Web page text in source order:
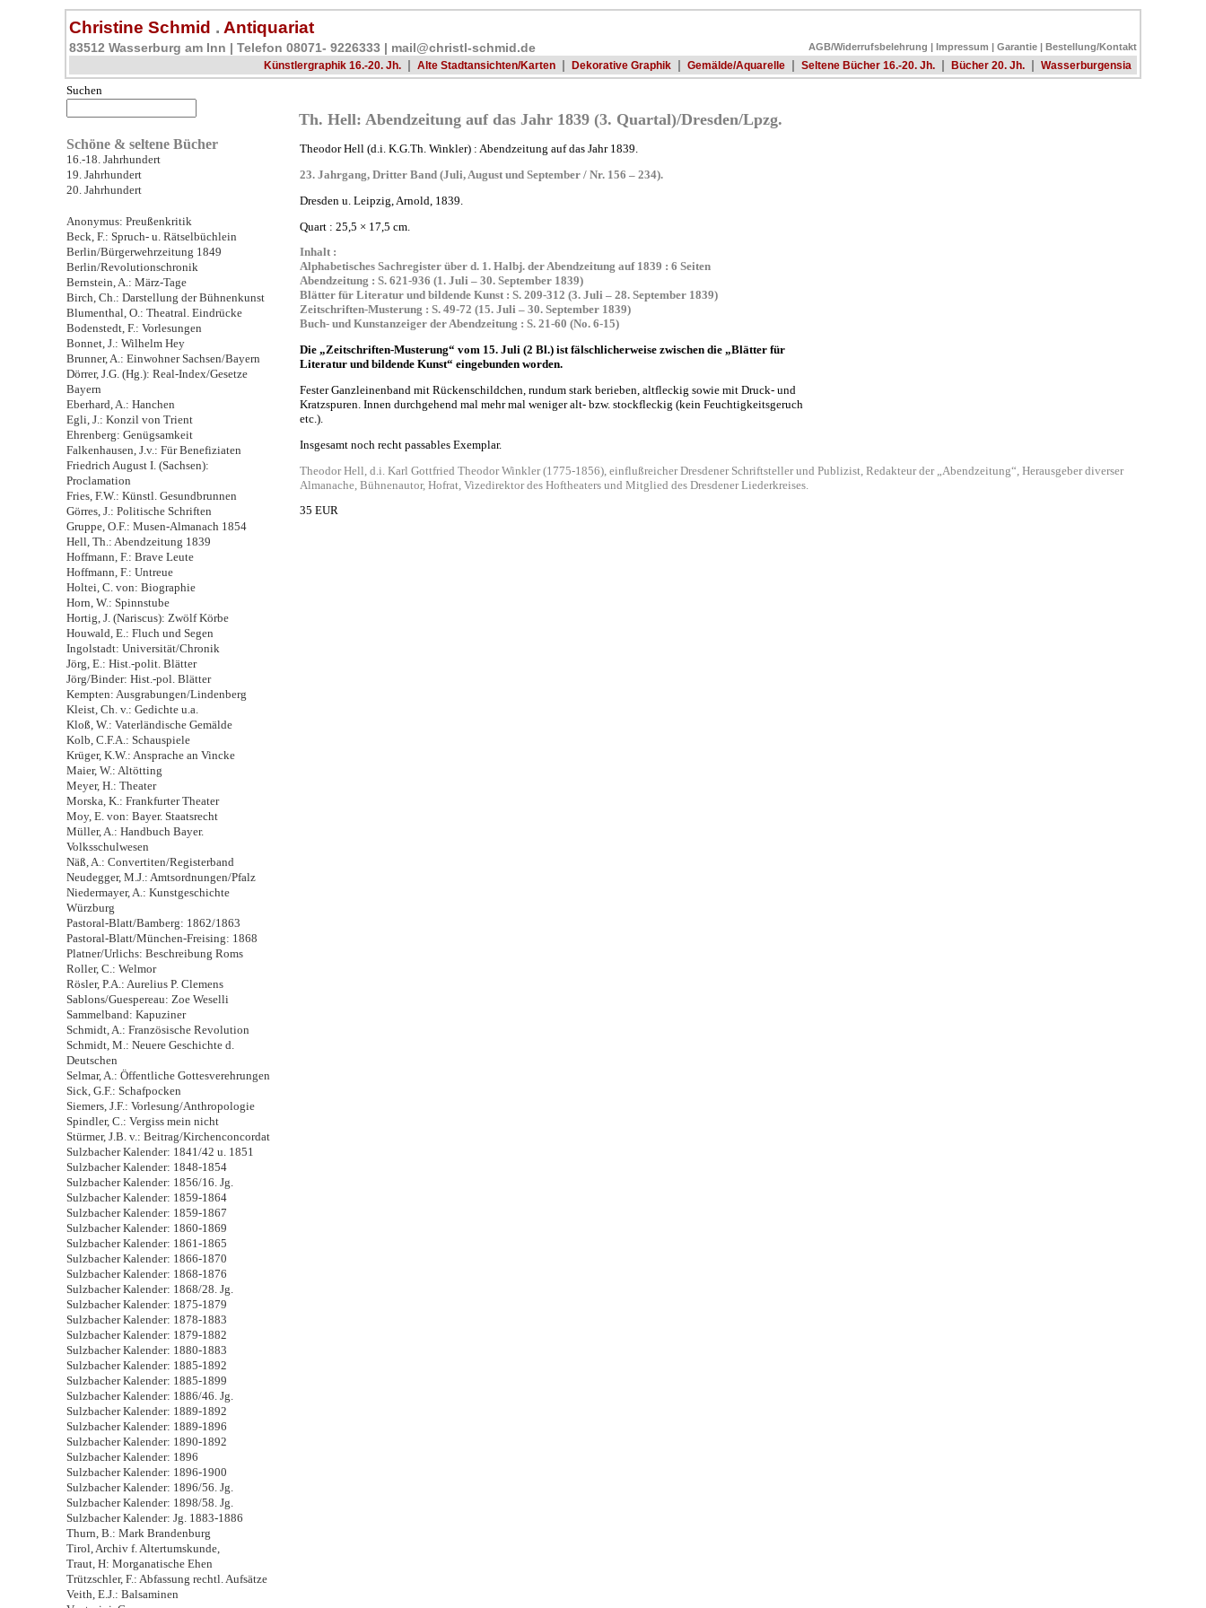
Christine Schmid . Antiquariat
83512 Wasserburg am Inn | Telefon 08071- 9226333 | mail@christl-schmid.de AGB/Widerrufsbelehrung | Impressum | Garantie | Bestellung/Kontakt
Künstlergraphik 16.-20. Jh.
| Alte Stadtansichten/Karten | Dekorative Graphik | Gemälde/Aquarelle | Seltene Bücher 16.-20. Jh. | Bücher 20. Jh. | Wasserburgensia
Suchen
Schöne & seltene Bücher
16.-18. Jahrhundert
19. Jahrhundert
20. Jahrhundert
Anonymus: Preußenkritik
Beck, F.: Spruch- u. Rätselbüchlein
Berlin/Bürgerwehrzeitung 1849
Berlin/Revolutionschronik
Bernstein, A.: März-Tage
Birch, Ch.: Darstellung der Bühnenkunst
Blumenthal, O.: Theatral. Eindrücke
Bodenstedt, F.: Vorlesungen
Bonnet, J.: Wilhelm Hey
Brunner, A.: Einwohner Sachsen/Bayern
Dörrer, J.G. (Hg.): Real-Index/Gesetze
Bayern
Eberhard, A.: Hanchen
Egli, J.: Konzil von Trient
Ehrenberg: Genügsamkeit
Falkenhausen, J.v.: Für Benefiziaten
Friedrich August I. (Sachsen):
Proclamation
Fries, F.W.: Künstl. Gesundbrunnen
Görres, J.: Politische Schriften
Gruppe, O.F.: Musen-Almanach 1854
Hell, Th.: Abendzeitung 1839
Hoffmann, F.: Brave Leute
Hoffmann, F.: Untreue
Holtei, C. von: Biographie
Horn, W.: Spinnstube
Hortig, J. (Nariscus): Zwölf Körbe
Houwald, E.: Fluch und Segen
Ingolstadt: Universität/Chronik
Jörg, E.: Hist.-polit. Blätter
Jörg/Binder: Hist.-pol. Blätter
Kempten: Ausgrabungen/Lindenberg
Kleist, Ch. v.: Gedichte u.a.
Kloß, W.: Vaterländische Gemälde
Kolb, C.F.A.: Schauspiele
Krüger, K.W.: Ansprache an Vincke
Maier, W.: Altötting
Meyer, H.: Theater
Morska, K.: Frankfurter Theater
Moy, E. von: Bayer. Staatsrecht
Müller, A.: Handbuch Bayer.
Volksschulwesen
Näß, A.: Convertiten/Registerband
Neudegger, M.J.: Amtsordnungen/Pfalz
Niedermayer, A.: Kunstgeschichte
Würzburg
Pastoral-Blatt/Bamberg: 1862/1863
Pastoral-Blatt/München-Freising: 1868
Platner/Urlichs: Beschreibung Roms
Roller, C.: Welmor
Rösler, P.A.: Aurelius P. Clemens
Sablons/Guespereau: Zoe Weselli
Sammelband: Kapuziner
Schmidt, A.: Französische Revolution
Schmidt, M.: Neuere Geschichte d.
Deutschen
Selmar, A.: Öffentliche Gottesverehrungen
Sick, G.F.: Schafpocken
Siemers, J.F.: Vorlesung/Anthropologie
Spindler, C.: Vergiss mein nicht
Stürmer, J.B. v.: Beitrag/Kirchenconcordat
Sulzbacher Kalender: 1841/42 u. 1851
Sulzbacher Kalender: 1848-1854
Sulzbacher Kalender: 1856/16. Jg.
Sulzbacher Kalender: 1859-1864
Sulzbacher Kalender: 1859-1867
Sulzbacher Kalender: 1860-1869
Sulzbacher Kalender: 1861-1865
Sulzbacher Kalender: 1866-1870
Sulzbacher Kalender: 1868-1876
Sulzbacher Kalender: 1868/28. Jg.
Sulzbacher Kalender: 1875-1879
Sulzbacher Kalender: 1878-1883
Sulzbacher Kalender: 1879-1882
Sulzbacher Kalender: 1880-1883
Sulzbacher Kalender: 1885-1892
Sulzbacher Kalender: 1885-1899
Sulzbacher Kalender: 1886/46. Jg.
Sulzbacher Kalender: 1889-1892
Sulzbacher Kalender: 1889-1896
Sulzbacher Kalender: 1890-1892
Sulzbacher Kalender: 1896
Sulzbacher Kalender: 1896-1900
Sulzbacher Kalender: 1896/56. Jg.
Sulzbacher Kalender: 1898/58. Jg.
Sulzbacher Kalender: Jg. 1883-1886
Thurn, B.: Mark Brandenburg
Tirol, Archiv f. Altertumskunde,
Traut, H: Morganatische Ehen
Trützschler, F.: Abfassung rechtl. Aufsätze
Veith, E.J.: Balsaminen
Th. Hell: Abendzeitung auf das Jahr 1839 (3. Quartal)/Dresden/Lpzg.
Theodor Hell (d.i. K.G.Th. Winkler) : Abendzeitung auf das Jahr 1839.
23. Jahrgang, Dritter Band (Juli, August und September / Nr. 156 – 234).
Dresden u. Leipzig, Arnold, 1839.
Quart : 25,5 × 17,5 cm.
Inhalt :
Alphabetisches Sachregister über d. 1. Halbj. der Abendzeitung auf 1839 : 6 Seiten
Abendzeitung : S. 621-936 (1. Juli – 30. September 1839)
Blätter für Literatur und bildende Kunst : S. 209-312 (3. Juli – 28. September 1839)
Zeitschriften-Musterung : S. 49-72 (15. Juli – 30. September 1839)
Buch- und Kunstanzeiger der Abendzeitung : S. 21-60 (No. 6-15)
Die „Zeitschriften-Musterung“ vom 15. Juli (2 Bl.) ist fälschlicherweise zwischen die „Blätter für
Literatur und bildende Kunst“ eingebunden worden.
Fester Ganzleinenband mit Rückenschildchen, rundum stark berieben, altfleckig sowie mit Druck- und
Kratzspuren. Innen durchgehend mal mehr mal weniger alt- bzw. stockfleckig (kein Feuchtigkeitsgeruch
etc.).
Insgesamt noch recht passables Exemplar.
Theodor Hell, d.i. Karl Gottfried Theodor Winkler (1775-1856), einflußreicher Dresdener Schriftsteller und Publizist, Redakteur der „Abendzeitung“, Herausgeber diverser
Almanache, Bühnenautor, Hofrat, Vizedirektor des Hoftheaters und Mitglied des Dresdener Liederkreises.
35 EUR